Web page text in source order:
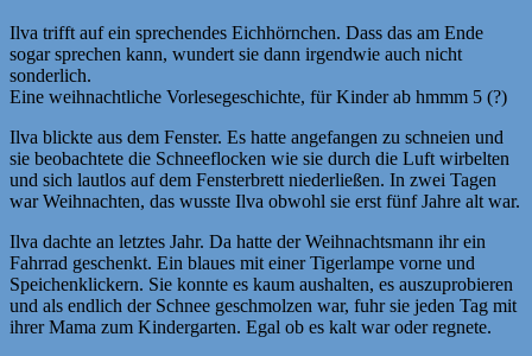
Ilva trifft auf ein sprechendes Eichhörnchen. Dass das am Ende
sogar sprechen kann, wundert sie dann irgendwie auch nicht
sonderlich.
Eine weihnachtliche Vorlesegeschichte, für Kinder ab hmmm 5 (?)
Ilva blickte aus dem Fenster. Es hatte angefangen zu schneien und
sie beobachtete die Schneeflocken wie sie durch die Luft wirbelten
und sich lautlos auf dem Fensterbrett niederließen. In zwei Tagen
war Weihnachten, das wusste Ilva obwohl sie erst fünf Jahre alt war.
Ilva dachte an letztes Jahr. Da hatte der Weihnachtsmann ihr ein
Fahrrad geschenkt. Ein blaues mit einer Tigerlampe vorne und
Speichenklickern. Sie konnte es kaum aushalten, es auszuprobieren
und als endlich der Schnee geschmolzen war, fuhr sie jeden Tag mit
ihrer Mama zum Kindergarten. Egal ob es kalt war oder regnete.